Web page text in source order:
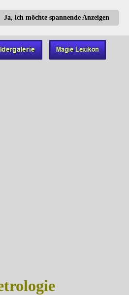
Ja, ich möchte spannende Anzeigen